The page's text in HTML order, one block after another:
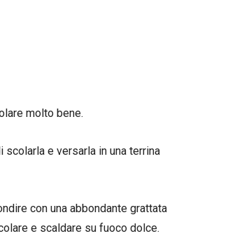
molto bene.
scolarla e versarla in una terrina
con una abbondante grattata
e scaldare su fuoco dolce.